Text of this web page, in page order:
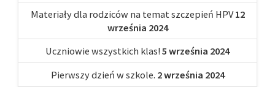
Materiały dla rodziców na temat szczepień HPV 12
września 2024
Uczniowie wszystkich klas! 5 września 2024
Pierwszy dzień w szkole. 2 września 2024